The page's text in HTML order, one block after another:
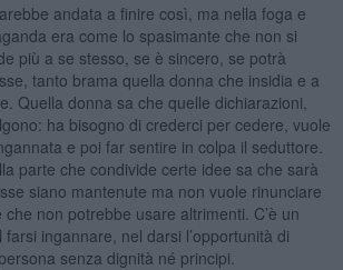
andata a finire così, ma nella foga e
era come lo spasimante che non si
più a se stesso, se è sincero, se potrà
tanto brama quella donna che insidia e a
Quella donna sa che quelle dichiarazioni,
ha bisogno di crederci per cedere, vuole
e poi far sentire in colpa il seduttore.
parte che condivide certe idee sa che sarà
siano mantenute ma non vuole rinunciare
non potrebbe usare altrimenti. C’è un
ingannare, nel darsi l’opportunità di
senza dignità né principi.